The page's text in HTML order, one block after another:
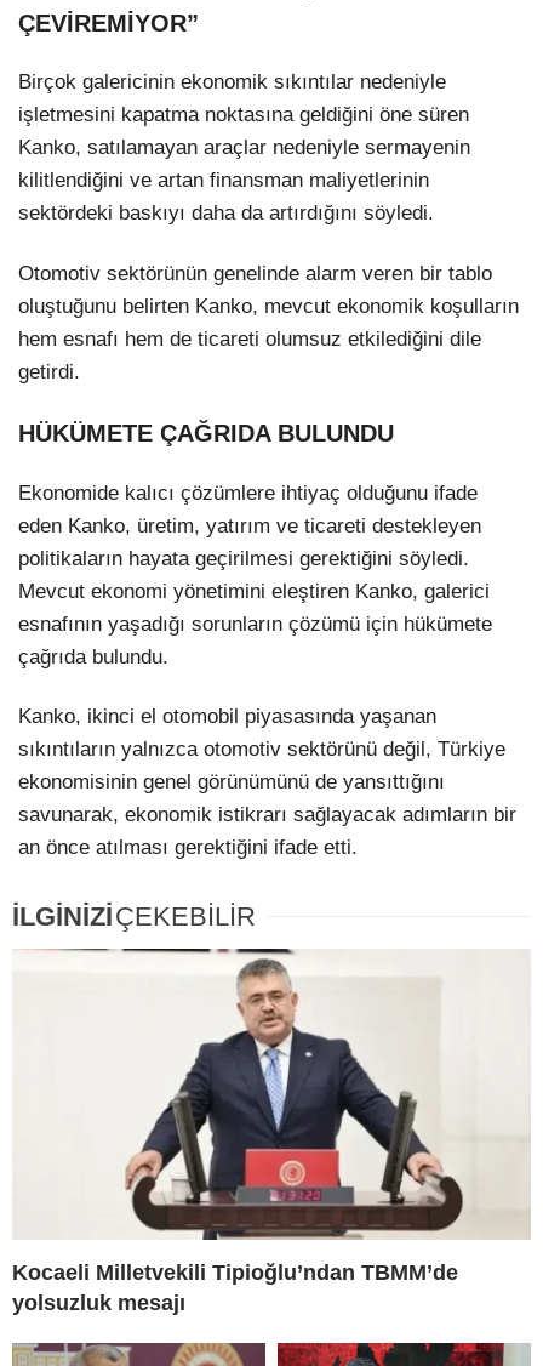
ÇEVİREMİYOR”
Birçok galericinin ekonomik sıkıntılar nedeniyle
işletmesini kapatma noktasına geldiğini öne süren
Kanko, satılamayan araçlar nedeniyle sermayenin
kilitlendiğini ve artan finansman maliyetlerinin
sektördeki baskıyı daha da artırdığını söyledi.
Otomotiv sektörünün genelinde alarm veren bir tablo
oluştuğunu belirten Kanko, mevcut ekonomik koşulların
hem esnafı hem de ticareti olumsuz etkilediğini dile
getirdi.
HÜKÜMETE ÇAĞRIDA BULUNDU
Ekonomide kalıcı çözümlere ihtiyaç olduğunu ifade
eden Kanko, üretim, yatırım ve ticareti destekleyen
politikaların hayata geçirilmesi gerektiğini söyledi.
Mevcut ekonomi yönetimini eleştiren Kanko, galerici
esnafının yaşadığı sorunların çözümü için hükümete
çağrıda bulundu.
Kanko, ikinci el otomobil piyasasında yaşanan
sıkıntıların yalnızca otomotiv sektörünü değil, Türkiye
ekonomisinin genel görünümünü de yansıttığını
savunarak, ekonomik istikrarı sağlayacak adımların bir
an önce atılması gerektiğini ifade etti.
İLGİNİZİÇEKEBİLİR
Kocaeli Milletvekili Tipioğlu’ndan TBMM’de
yolsuzluk mesajı